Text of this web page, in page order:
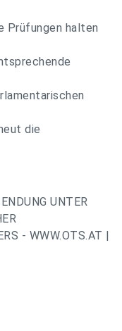
Prüfungen halten
die
UNTER
- WWW.OTS.AT |